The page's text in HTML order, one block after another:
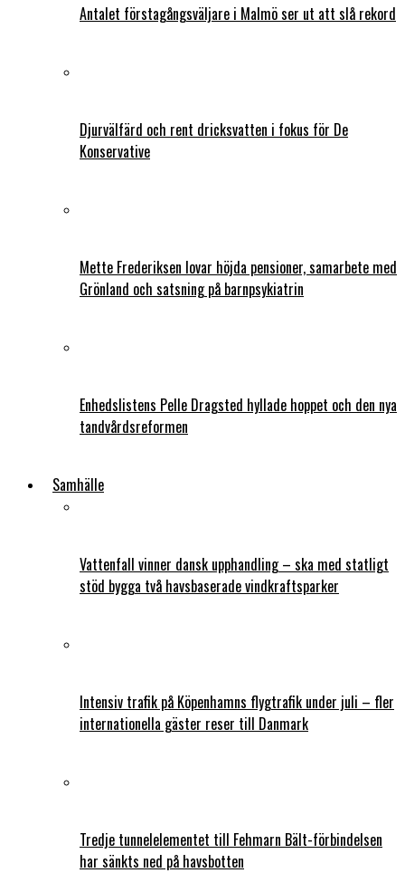
Antalet förstagångsväljare i Malmö ser ut att slå rekord
Djurvälfärd och rent dricksvatten i fokus för De
Konservative
Mette Frederiksen lovar höjda pensioner, samarbete med
Grönland och satsning på barnpsykiatrin
Enhedslistens Pelle Dragsted hyllade hoppet och den nya
tandvårdsreformen
Samhälle
Vattenfall vinner dansk upphandling – ska med statligt
stöd bygga två havsbaserade vindkraftsparker
Intensiv trafik på Köpenhamns flygtrafik under juli – fler
internationella gäster reser till Danmark
Tredje tunnelelementet till Fehmarn Bält-förbindelsen
har sänkts ned på havsbotten